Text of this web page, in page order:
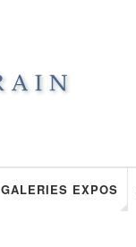
GALERIES EXPOS